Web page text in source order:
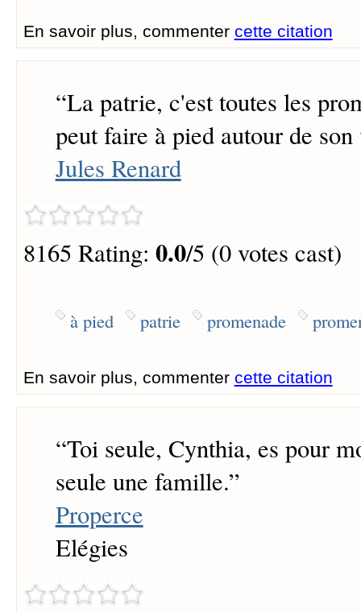
En savoir plus, commenter cette citation
“La patrie, c'est toutes les
peut faire à pied autour de
Jules Renard
8165 Rating: 0.0/5 (0 votes cast)
à pied patrie promenade
En savoir plus, commenter cette citation
“Toi seule, Cynthia, es pour
seule une famille.”
Properce
Elégies